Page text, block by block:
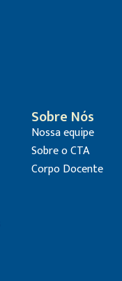
Sobre Nós
Nossa equipe
Sobre o CTA
Corpo Docente